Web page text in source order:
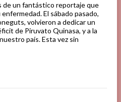
de un fantástico reportaje que
El sábado pasado,
volvieron a dedicar un
de Piruvato Quinasa, y a la
país. Esta vez sin